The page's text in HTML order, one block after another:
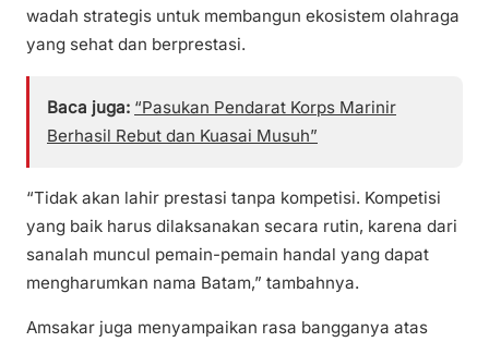
wadah strategis untuk membangun ekosistem olahraga
yang sehat dan berprestasi.
Baca juga: “Pasukan Pendarat Korps Marinir
Berhasil Rebut dan Kuasai Musuh”
“Tidak akan lahir prestasi tanpa kompetisi. Kompetisi
yang baik harus dilaksanakan secara rutin, karena dari
sanalah muncul pemain-pemain handal yang dapat
mengharumkan nama Batam,” tambahnya.
Amsakar juga menyampaikan rasa bangganya atas